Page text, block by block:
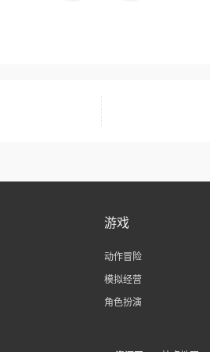
游戏
动作冒险
模拟经营
角色扮演